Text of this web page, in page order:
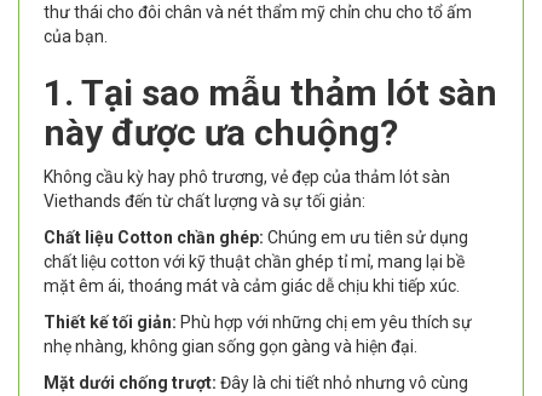
thư thái cho đôi chân và nét thẩm mỹ chỉn chu cho tổ ấm
của bạn.
1. Tại sao mẫu thảm lót sàn
này được ưa chuộng?
Không cầu kỳ hay phô trương, vẻ đẹp của thảm lót sàn
Viethands đến từ chất lượng và sự tối giản:
Chất liệu Cotton chần ghép: Chúng em ưu tiên sử dụng
chất liệu cotton với kỹ thuật chần ghép tỉ mỉ, mang lại bề
mặt êm ái, thoáng mát và cảm giác dễ chịu khi tiếp xúc.
Thiết kế tối giản: Phù hợp với những chị em yêu thích sự
nhẹ nhàng, không gian sống gọn gàng và hiện đại.
Mặt dưới chống trượt: Đây là chi tiết nhỏ nhưng vô cùng